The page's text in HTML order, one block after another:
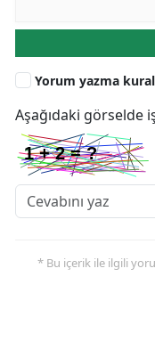
Yorum yazma
Aşağıdaki görselde
* Bu içerik ile ilgili